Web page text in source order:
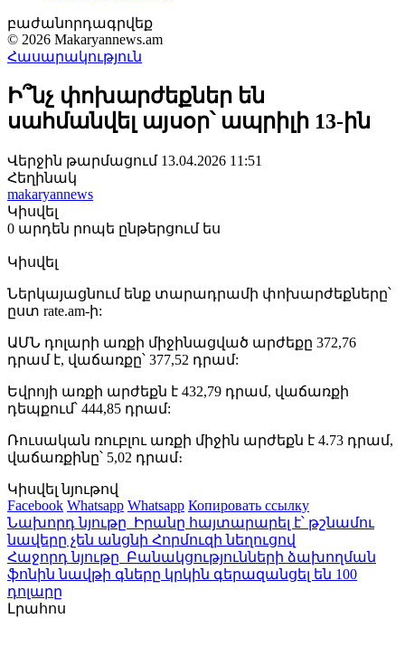
բաժանորդագրվեք
© 2026 Makaryannews.am
Հասարակություն
Ի՞նչ փոխարժեքներ են
սահմանվել այսօր՝ ապրիլի 13-ին
Վերջին թարմացում 13.04.2026 11:51
Հեղինակ
makaryannews
Կիսվել
0 արդեն րոպե ընթերցում ես
Կիսվել
Ներկայացնում ենք տարադրամի փոխարժեքները՝
ըստ rate.am-ի:
ԱՄՆ դոլարի առքի միջինացված արժեքը 372,76
դրամ է, վաճառքը՝ 377,52 դրամ:
Եվրոյի առքի արժեքն է 432,79 դրամ, վաճառքի
դեպքում՝ 444,85 դրամ:
Ռուսական ռուբլու առքի միջին արժեքն է 4.73 դրամ,
վաճառքինը՝ 5,02 դրամ։
Կիսվել նյութով
Facebook Whatsapp Whatsapp Копировать ссылку
Նախորդ նյութը Իրանը հայտարարել է՝ թշնամու
նավերը չեն անցնի Հորմուզի նեղուցով
Հաջորդ նյութը Բանակցությունների ձախողման
ֆոնին նավթի գները կրկին գերազանցել են 100
դոլարը
Լրահոս